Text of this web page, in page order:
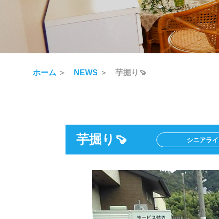
ホーム ＞ NEWS ＞ 芋掘り🍠
芋掘り🍠 シニアラ